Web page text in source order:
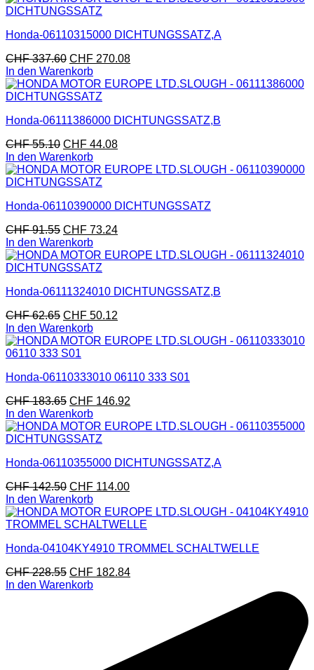
Honda-06110315000 DICHTUNGSSATZ,A
CHF337.60 CHF 270.08
In den Warenkorb
Honda-06111386000 DICHTUNGSSATZ,B
CHF55.10 CHF 44.08
In den Warenkorb
Honda-06110390000 DICHTUNGSSATZ
CHF91.55 CHF 73.24
In den Warenkorb
Honda-06111324010 DICHTUNGSSATZ,B
CHF62.65 CHF 50.12
In den Warenkorb
Honda-06110333010 06110 333 S01
CHF183.65 CHF 146.92
In den Warenkorb
Honda-06110355000 DICHTUNGSSATZ,A
CHF142.50 CHF 114.00
In den Warenkorb
Honda-04104KY4910 TROMMEL SCHALTWELLE
CHF228.55 CHF 182.84
In den Warenkorb